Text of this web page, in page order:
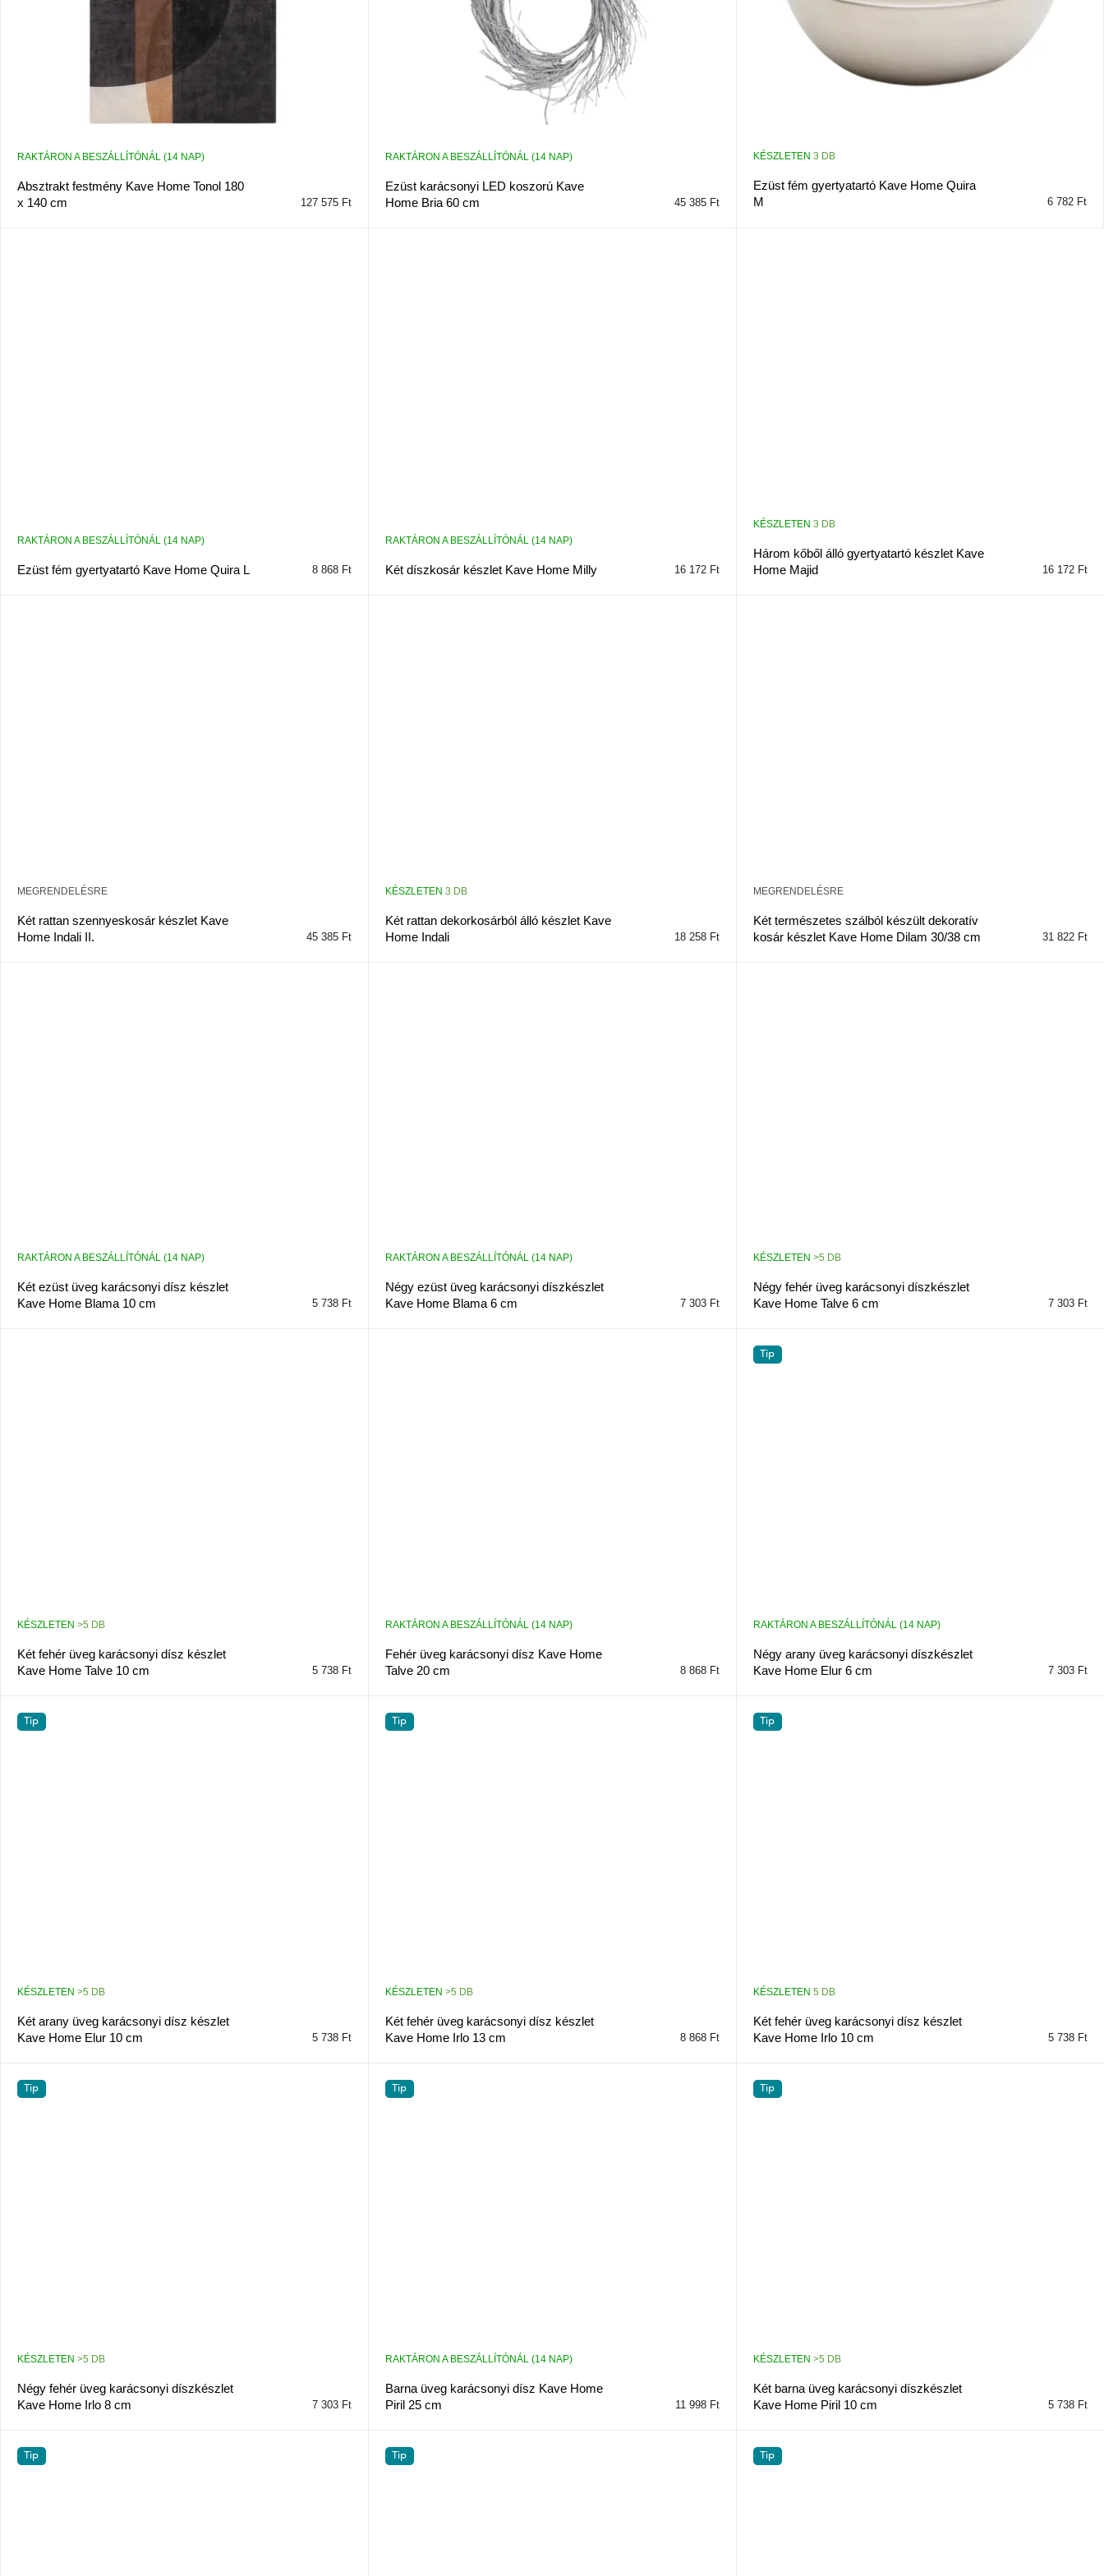
Absztrakt festmény Kave Home Tonol 180
x 140 cm
RAKTÁRON A BESZÁLLÍTÓNÁL (14 NAP)
127 575 Ft
Ezüst karácsonyi LED koszorú Kave
Home Bria 60 cm
RAKTÁRON A BESZÁLLÍTÓNÁL (14 NAP)
45 385 Ft
Ezüst fém gyertyatartó Kave Home Quira
M
KÉSZLETEN 3 DB
6 782 Ft
Ezüst fém gyertyatartó Kave Home Quira L
RAKTÁRON A BESZÁLLÍTÓNÁL (14 NAP)
8 868 Ft Két díszkosár készlet Kave Home Milly
RAKTÁRON A BESZÁLLÍTÓNÁL (14 NAP)
16 172 Ft
Három kőből álló gyertyatartó készlet Kave
Home Majid
KÉSZLETEN 3 DB
16 172 Ft
Két rattan szennyeskosár készlet Kave
Home Indali II.
MEGRENDELÉSRE
45 385 Ft
Két rattan dekorkosárból álló készlet Kave
Home Indali
KÉSZLETEN 3 DB
18 258 Ft
Két természetes szálból készült dekoratív
kosár készlet Kave Home Dilam 30/38 cm
MEGRENDELÉSRE
31 822 Ft
Két ezüst üveg karácsonyi dísz készlet
Kave Home Blama 10 cm
RAKTÁRON A BESZÁLLÍTÓNÁL (14 NAP)
5 738 Ft
Négy ezüst üveg karácsonyi díszkészlet
Kave Home Blama 6 cm
RAKTÁRON A BESZÁLLÍTÓNÁL (14 NAP)
7 303 Ft
Négy fehér üveg karácsonyi díszkészlet
Kave Home Talve 6 cm
KÉSZLETEN >5 DB
7 303 Ft
Két fehér üveg karácsonyi dísz készlet
Kave Home Talve 10 cm
KÉSZLETEN >5 DB
5 738 Ft
Fehér üveg karácsonyi dísz Kave Home
Talve 20 cm
RAKTÁRON A BESZÁLLÍTÓNÁL (14 NAP)
8 868 Ft
Tip
Négy arany üveg karácsonyi díszkészlet
Kave Home Elur 6 cm
RAKTÁRON A BESZÁLLÍTÓNÁL (14 NAP)
7 303 Ft
Tip
Két arany üveg karácsonyi dísz készlet
Kave Home Elur 10 cm
KÉSZLETEN >5 DB
5 738 Ft
Tip
Két fehér üveg karácsonyi dísz készlet
Kave Home Irlo 13 cm
KÉSZLETEN >5 DB
8 868 Ft
Tip
Két fehér üveg karácsonyi dísz készlet
Kave Home Irlo 10 cm
KÉSZLETEN 5 DB
5 738 Ft
Tip
Négy fehér üveg karácsonyi díszkészlet
Kave Home Irlo 8 cm
KÉSZLETEN >5 DB
7 303 Ft
Tip
Barna üveg karácsonyi dísz Kave Home
Piril 25 cm
RAKTÁRON A BESZÁLLÍTÓNÁL (14 NAP)
11 998 Ft
Tip
Két barna üveg karácsonyi díszkészlet
Kave Home Piril 10 cm
KÉSZLETEN >5 DB
5 738 Ft
Tip Tip Tip